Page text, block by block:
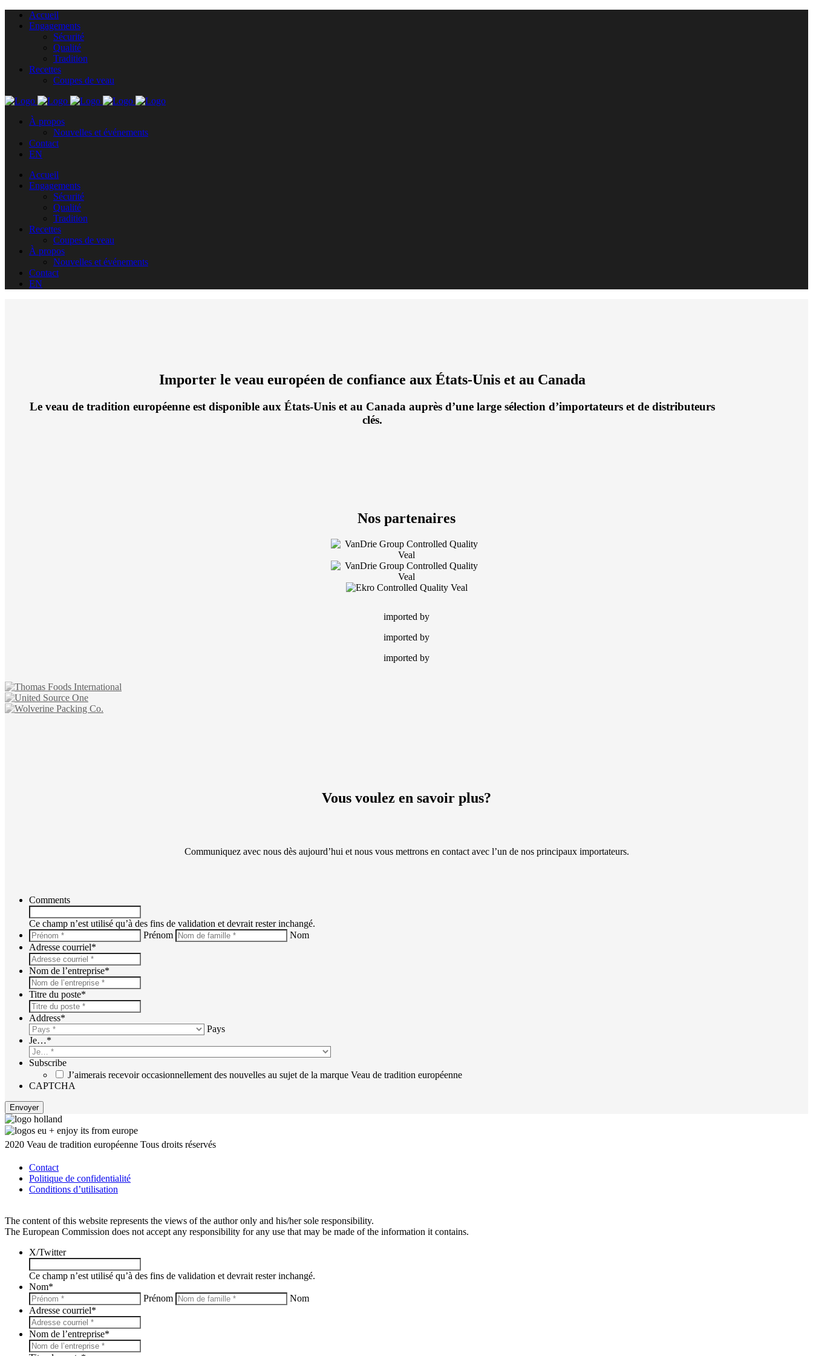
Accueil
Engagements
Sécurité
Qualité
Tradition
Recettes
Coupes de veau
À propos
Nouvelles et événements
Contact
EN
Accueil
Engagements
Sécurité
Qualité
Tradition
Recettes
Coupes de veau
À propos
Nouvelles et événements
Contact
EN
Importer le veau européen de confiance aux États-Unis et au Canada
Le veau de tradition européenne est disponible aux États-Unis et au Canada auprès d’une large sélection d’importateurs et de distributeurs
clés.
Nos partenaires
imported by
imported by
imported by
Vous voulez en savoir plus?
Communiquez avec nous dès aujourd’hui et nous vous mettrons en contact avec l’un de nos principaux importateurs.
Comments
Ce champ n’est utilisé qu’à des fins de validation et devrait rester inchangé.
*
Prénom
Nom
Adresse courriel*
Nom de l’entreprise*
Titre du poste*
Address*
Pays
Je…*
Subscribe
J’aimerais recevoir occasionnellement des nouvelles au sujet de la marque Veau de tradition européenne
CAPTCHA
2020 Veau de tradition européenne Tous droits réservés
Contact
Politique de confidentialité
Conditions d’utilisation
The content of this website represents the views of the author only and his/her sole responsibility.
The European Commission does not accept any responsibility for any use that may be made of the information it contains.
X/Twitter
Ce champ n’est utilisé qu’à des fins de validation et devrait rester inchangé.
Nom*
Prénom
Nom
Adresse courriel*
Nom de l’entreprise*